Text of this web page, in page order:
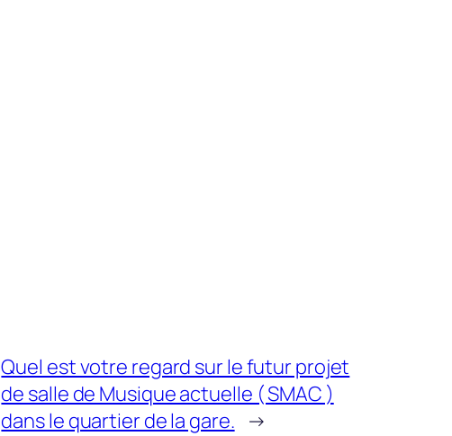
Quel est votre regard sur le futur projet
de salle de Musique actuelle ( SMAC )
dans le quartier de la gare. →